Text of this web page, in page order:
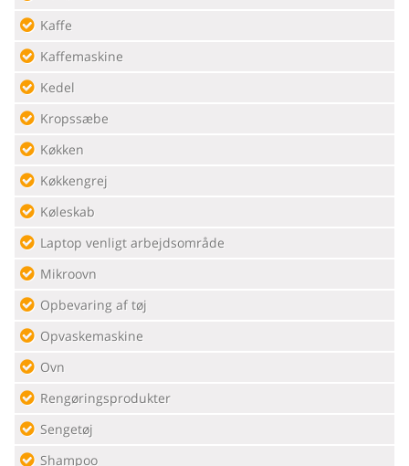
Kaffe
Kaffemaskine
Kedel
Kropssæbe
Køkken
Køkkengrej
Køleskab
Laptop venligt arbejdsområde
Mikroovn
Opbevaring af tøj
Opvaskemaskine
Ovn
Rengøringsprodukter
Sengetøj
Shampoo